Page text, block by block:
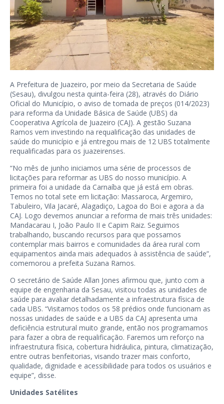
A Prefeitura de Juazeiro, por meio da Secretaria de Saúde
(Sesau), divulgou nesta quinta-feira (28), através do Diário
Oficial do Município, o aviso de tomada de preços (014/2023)
para reforma da Unidade Básica de Saúde (UBS) da
Cooperativa Agrícola de Juazeiro (CAJ). A gestão Suzana
Ramos vem investindo na requalificação das unidades de
saúde do município e já entregou mais de 12 UBS totalmente
requalificadas para os juazeirenses.
“No mês de junho iniciamos uma série de processos de
licitações para reformar as UBS do nosso município. A
primeira foi a unidade da Carnaíba que já está em obras.
Temos no total sete em licitação: Massaroca, Argemiro,
Tabuleiro, Vila Jacaré, Alagadiço, Lagoa do Boi e agora a da
CAJ. Logo devemos anunciar a reforma de mais três unidades:
Mandacarau I, João Paulo II e Capim Raiz. Seguimos
trabalhando, buscando recursos para que possamos
contemplar mais bairros e comunidades da área rural com
equipamentos ainda mais adequados à assistência de saúde”,
comemorou a prefeita Suzana Ramos.
O secretário de Saúde Allan Jones afirmou que, junto com a
equipe de engenharia da Sesau, visitou todas as unidades de
saúde para avaliar detalhadamente a infraestrutura física de
cada UBS. “Visitamos todos os 58 prédios onde funcionam as
nossas unidades de saúde e a UBS da CAJ apresenta uma
deficiência estrutural muito grande, então nos programamos
para fazer a obra de requalificação. Faremos um reforço na
infraestrutura física, cobertura hidráulica, pintura, climatização,
entre outras benfeitorias, visando trazer mais conforto,
qualidade, dignidade e acessibilidade para todos os usuários e
equipe”, disse.
Unidades Satélites